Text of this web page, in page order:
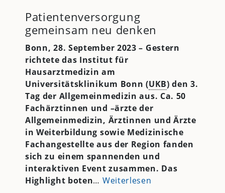
Patientenversorgung
gemeinsam neu denken
Bonn, 28. September 2023 – Gestern
richtete das Institut für
Hausarztmedizin am
Universitätsklinikum Bonn (UKB) den 3.
Tag der Allgemeinmedizin aus. Ca. 50
Fachärztinnen und –ärzte der
Allgemeinmedizin, Ärztinnen und Ärzte
in Weiterbildung sowie Medizinische
Fachangestellte aus der Region fanden
sich zu einem spannenden und
interaktiven Event zusammen. Das
Highlight boten… Weiterlesen